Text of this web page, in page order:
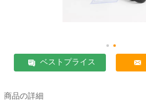
ベストプライス
商品の詳細